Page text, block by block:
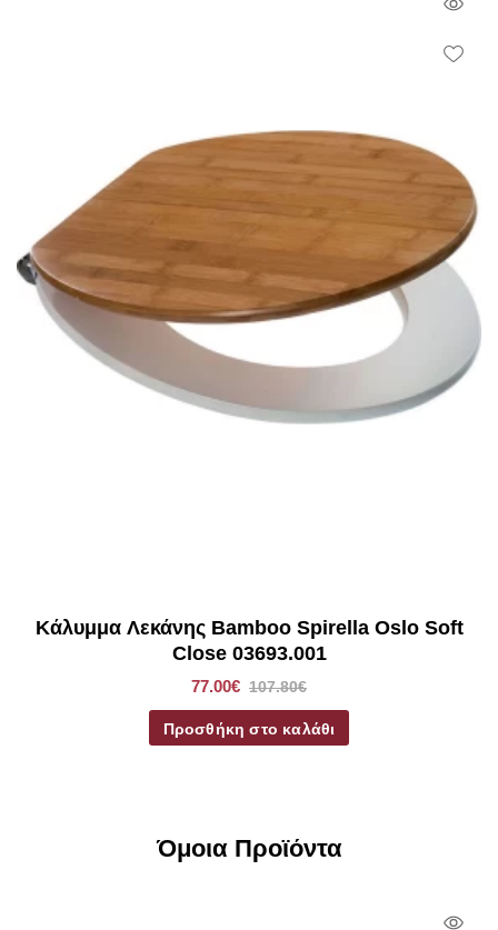
Κάλυμμα Λεκάνης Bamboo Spirella Oslo Soft
Close 03693.001
77.00€ 107.80€
Προσθήκη στο καλάθι
Όμοια Προϊόντα